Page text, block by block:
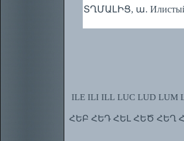
ՏՂՄԱԼԻՑ, ա.
ILE ILI ILL LUC LUD LUM
ՀԵԲ ՀԵԴ ՀԵԼ ՀԵԾ ՀԵՂ